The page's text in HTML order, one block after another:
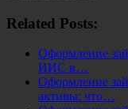
Related Posts:
Оформление
ИИС в…
Оформление
активы: что…